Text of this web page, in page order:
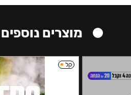
מוצרים נוספים
קל